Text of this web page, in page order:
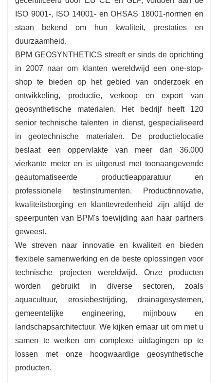
ISO 9001-, ISO 14001- en OHSAS 18001-normen en
staan ​​bekend om hun kwaliteit, prestaties en
duurzaamheid.
BPM GEOSYNTHETICS streeft er sinds de oprichting
in 2007 naar om klanten wereldwijd een one-stop-
shop te bieden op het gebied van onderzoek en
ontwikkeling, productie, verkoop en export van
geosynthetische materialen. Het bedrijf heeft 120
senior technische talenten in dienst, gespecialiseerd
in geotechnische materialen. De productielocatie
beslaat een oppervlakte van meer dan 36.000
vierkante meter en is uitgerust met toonaangevende
geautomatiseerde productieapparatuur en
professionele testinstrumenten. Productinnovatie,
kwaliteitsborging en klanttevredenheid zijn altijd de
speerpunten van BPM's toewijding aan haar partners
geweest.
We streven naar innovatie en kwaliteit en bieden
flexibele samenwerking en de beste oplossingen voor
technische projecten wereldwijd. Onze producten
worden gebruikt in diverse sectoren, zoals
aquacultuur, erosiebestrijding, drainagesystemen,
gemeentelijke engineering, mijnbouw en
landschapsarchitectuur. We kijken ernaar uit om met u
samen te werken om complexe uitdagingen op te
lossen met onze hoogwaardige geosynthetische
producten.